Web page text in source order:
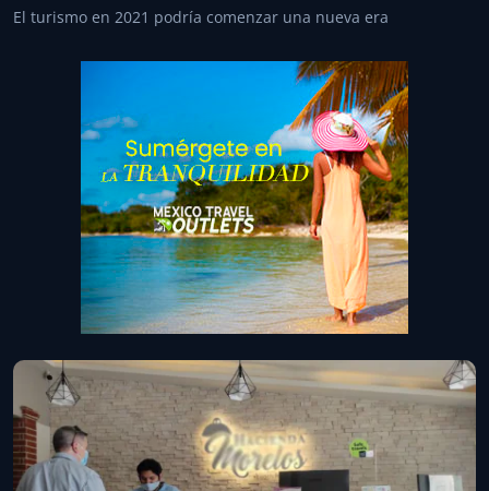
El turismo en 2021 podría comenzar una nueva era